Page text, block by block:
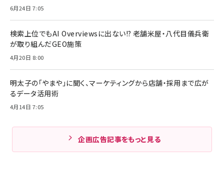
6月24日 7:05
検索上位でもAI Overviewsに出ない!? 老舗米屋・八代目儀兵衛
が取り組んだGEO施策
4月20日 8:00
明太子の「やまや」に聞く、マーケティングから店舗・採用まで広が
るデータ活用術
4月14日 7:05
企画広告記事をもっと見る